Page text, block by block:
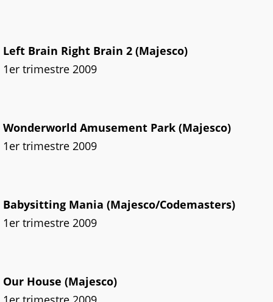
Left Brain Right Brain 2 (Majesco)
1er trimestre 2009
Wonderworld Amusement Park (Majesco)
1er trimestre 2009
Babysitting Mania (Majesco/Codemasters)
1er trimestre 2009
Our House (Majesco)